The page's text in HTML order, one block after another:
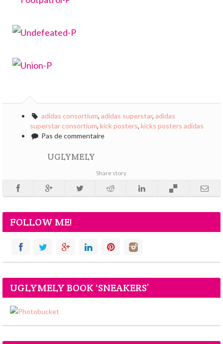
adidas consortium, adidas superstar, adidas
superstar consortium, kick posters, kicks posters adidas
Pas de commentaire
UGLYMELY
Share story
FOLLOW ME!
UGLYMELY BOOK ‘SNEAKERS’